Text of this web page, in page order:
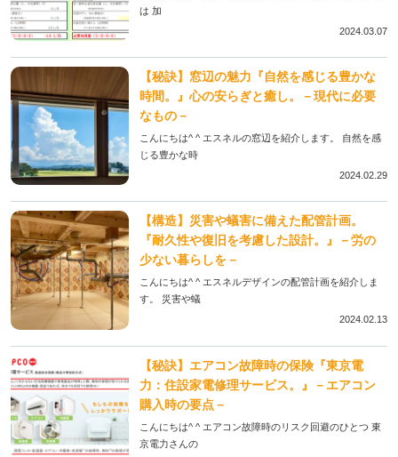
は 加
2024.03.07
【秘訣】窓辺の魅力『自然を感じる豊かな
時間。』心の安らぎと癒し。－現代に必要
なもの－
こんにちは^ ^ エスネルの窓辺を紹介します。 自然を感
じる豊かな時
2024.02.29
【構造】災害や蟻害に備えた配管計画。
『耐久性や復旧を考慮した設計。』－労の
少ない暮らしを－
こんにちは^ ^ エスネルデザインの配管計画を紹介しま
す。 災害や蟻
2024.02.13
【秘訣】エアコン故障時の保険『東京電
力：住設家電修理サービス。』－エアコン
購入時の要点－
こんにちは^ ^ エアコン故障時のリスク回避のひとつ 東
京電力さんの